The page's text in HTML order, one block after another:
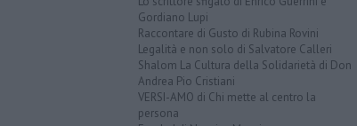
Gordiano Lupi
Raccontare di Gusto di Rubina Rovini
Legalità e non solo di Salvatore Calleri
Shalom La Cultura della Solidarietà di Don
Andrea Pio Cristiani
VERSI-AMO di Chi mette al centro la
persona